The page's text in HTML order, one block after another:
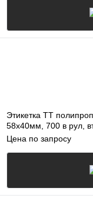
Этикетка ТТ
58х40мм, 700 в рул,
Цена по запросу